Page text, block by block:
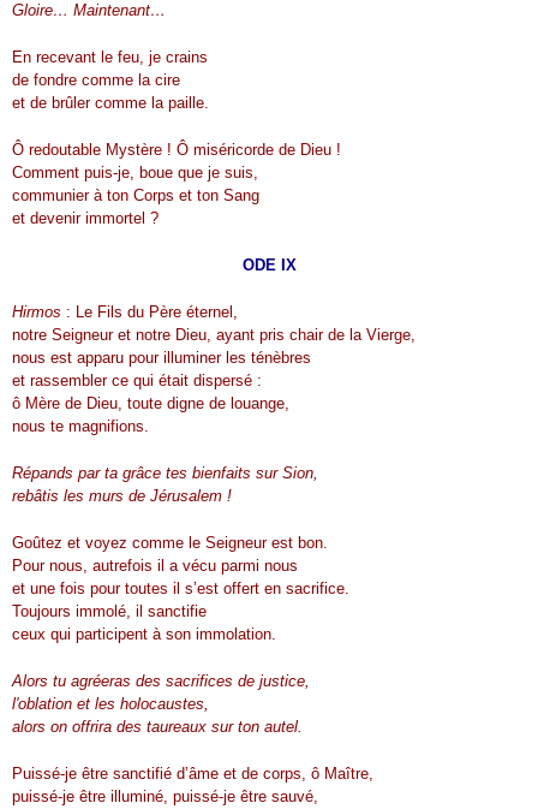
Gloire… Maintenant…
En recevant le feu, je crains
de fondre comme la cire
et de brûler comme la paille.
Ô redoutable Mystère ! Ô miséricorde de Dieu !
Comment puis-je, boue que je suis,
communier à ton Corps et ton Sang
et devenir immortel ?
ODE IX
Hirmos : Le Fils du Père éternel,
notre Seigneur et notre Dieu, ayant pris chair de la Vierge,
nous est apparu pour illuminer les ténèbres
et rassembler ce qui était dispersé :
ô Mère de Dieu, toute digne de louange,
nous te magnifions.
Répands par ta grâce tes bienfaits sur Sion,
rebâtis les murs de Jérusalem !
Goûtez et voyez comme le Seigneur est bon.
Pour nous, autrefois il a vécu parmi nous
et une fois pour toutes il s’est offert en sacrifice.
Toujours immolé, il sanctifie
ceux qui participent à son immolation.
Alors tu agréeras des sacrifices de justice,
l'oblation et les holocaustes,
alors on offrira des taureaux sur ton autel.
Puissé-je être sanctifié d’âme et de corps, ô Maître,
puissé-je être illuminé, puissé-je être sauvé,